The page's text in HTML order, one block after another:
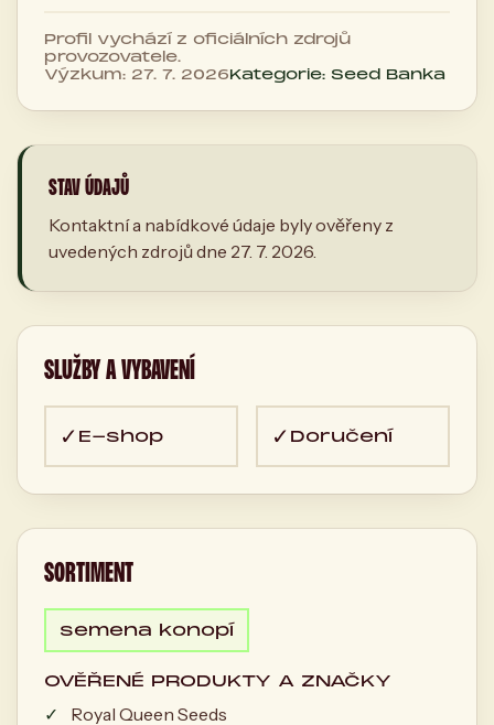
Profil vychází z oficiálních zdrojů
provozovatele.
Výzkum: 27. 7. 2026Kategorie: Seed Banka
STAV ÚDAJŮ
Kontaktní a nabídkové údaje byly ověřeny z
uvedených zdrojů dne 27. 7. 2026.
SLUŽBY A VYBAVENÍ
✓ E-shop ✓ Doručení
SORTIMENT
semena konopí
OVĚŘENÉ PRODUKTY A ZNAČKY
Royal Queen Seeds